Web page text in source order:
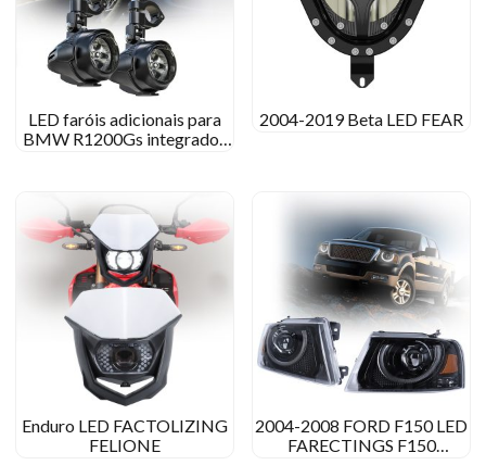
LED faróis adicionais para
BMW R1200Gs integrados
2004-2019 Beta LED FEAR
Enduro LED FACTOLIZING
FELIONE
2004-2008 FORD F150 LED
FARECTINGS F150